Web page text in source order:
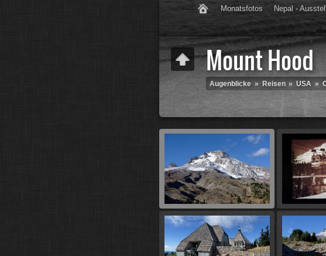
Monatsfotos Nepal -
Mount Hood
Augenblicke » Reisen » USA »